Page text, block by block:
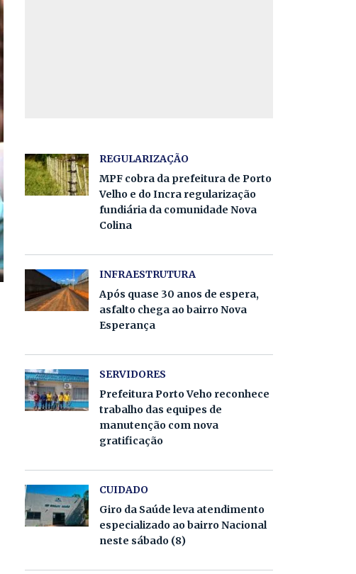
REGULARIZAÇÃO
MPF cobra da prefeitura de Porto
Velho e do Incra regularização
fundiária da comunidade Nova
Colina
INFRAESTRUTURA
Após quase 30 anos de espera,
asfalto chega ao bairro Nova
Esperança
SERVIDORES
Prefeitura Porto Veho reconhece
trabalho das equipes de
manutenção com nova
gratificação
CUIDADO
Giro da Saúde leva atendimento
especializado ao bairro Nacional
neste sábado (8)